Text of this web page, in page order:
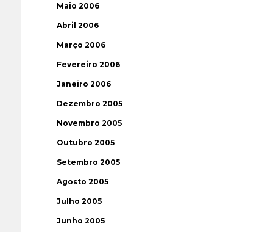
Maio 2006
Abril 2006
Março 2006
Fevereiro 2006
Janeiro 2006
Dezembro 2005
Novembro 2005
Outubro 2005
Setembro 2005
Agosto 2005
Julho 2005
Junho 2005